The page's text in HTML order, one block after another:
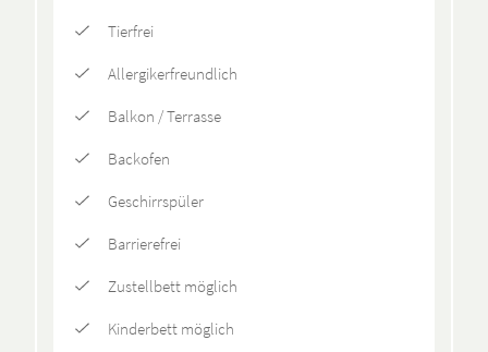
Tierfrei
Allergikerfreundlich
Balkon / Terrasse
Backofen
Geschirrspüler
Barrierefrei
Zustellbett möglich
Kinderbett möglich